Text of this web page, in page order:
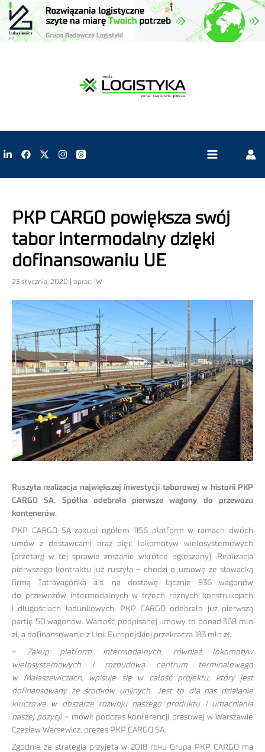
PKP CARGO powiększa swój
tabor intermodalny dzięki
dofinansowaniu UE
23 stycznia, 2020 | oprac. IW
Ruszyła realizacja największej inwestycji taborowej w historii PKP
CARGO SA. Spółka odebrała pierwsze wagony do przewozu
kontenerów.
PKP CARGO SA zakupi ogółem 1156 platform w ramach dwóch
umów z dostawcami oraz pięć lokomotyw wielosystemowych
(przetarg w tej sprawie zostanie wkrótce ogłoszony). Realizacja
pierwszego kontraktu już ruszyła – chodzi o umowę ze słowacką
firmą Tatravagónka a.s. na dostawę łącznie 936 wagonów
do przewozów intermodalnych w trzech różnych konstrukcjach
i długościach ładunkowych. PKP CARGO odebrało już pierwszą
partię 50 wagonów. Wartość podpisanej umowy to ponad 368 mln
zł, a dofinansowanie z Unii Europejskiej przekracza 183 mln zł.
–Zakup platform intermodalnych, również lokomotyw
wielosystemowych i rozbudowa centrum terminalowego
w Małaszewiczach, wpisuje się w całość projektu, który jest
dofinansowany ze środków unijnych. Jest to dla nas działanie
kluczowe w obszarze rozwoju naszego produktu i umacniania
naszej pozycji– mówił podczas konferencji prasowej w Warszawie
Czesław Warsewicz, prezes PKP CARGO SA.
Zgodnie ze strategią przyjętą w 2018 roku Grupa PKP CARGO ma